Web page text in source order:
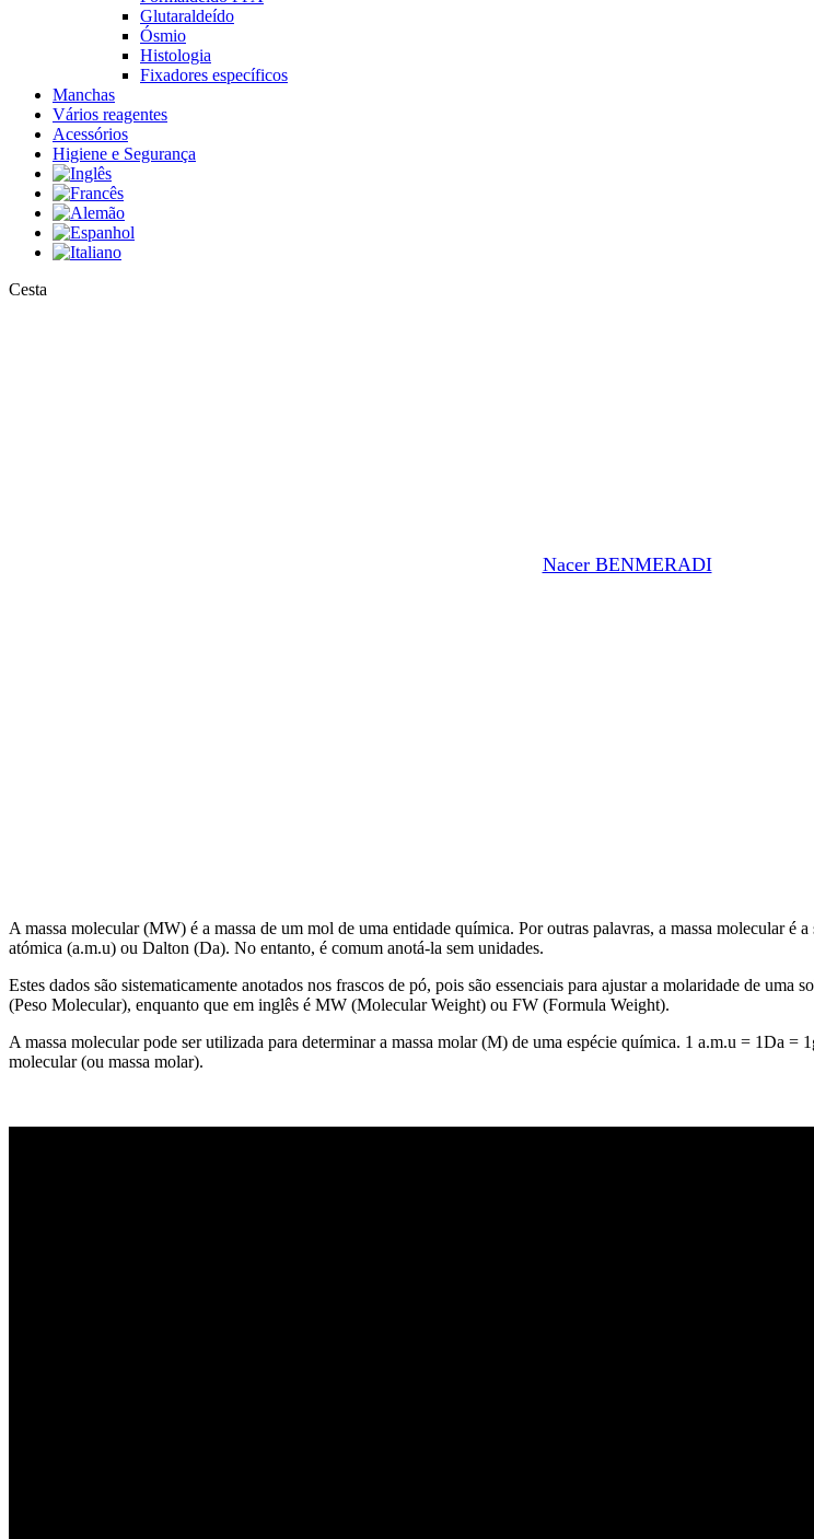
Glutaraldeído
Ósmio
Histologia
Fixadores específicos
Manchas
Vários reagentes
Acessórios
Higiene e Segurança
Cesta
Nacer BENMERADI24 de Outubro,
A massa molecular (MW) é a massa de um mol de uma entidade química. Por outras palavras, a massa molecular é
atómica (a.m.u) ou Dalton (Da). No entanto, é comum anotá-la sem unidades.
Estes dados são sistematicamente anotados nos frascos de pó, pois são essenciais para ajustar a molaridade de
(Peso Molecular), enquanto que em inglês é MW (Molecular Weight) ou FW (Formula Weight).
A massa molecular pode ser utilizada para determinar a massa molar (M) de uma espécie química. 1 a.m.u = 1Da
molecular (ou massa molar).